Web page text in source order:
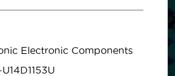
Electronic Components